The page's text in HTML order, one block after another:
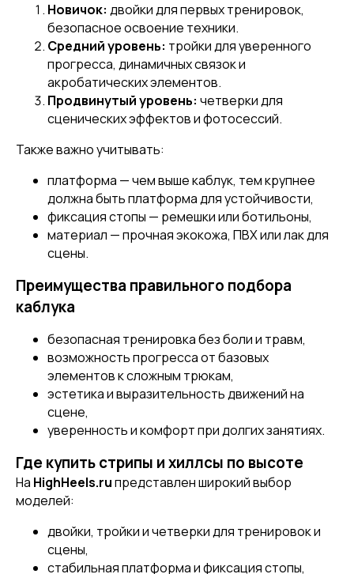
Новичок: двойки для первых тренировок,
безопасное освоение техники.
Средний уровень: тройки для уверенного
прогресса, динамичных связок и
акробатических элементов.
Продвинутый уровень: четверки для
сценических эффектов и фотосессий.
Также важно учитывать:
платформа — чем выше каблук, тем крупнее
должна быть платформа для устойчивости,
фиксация стопы — ремешки или ботильоны,
материал — прочная экокожа, ПВХ или лак для
сцены.
Преимущества правильного подбора
каблука
безопасная тренировка без боли и травм,
возможность прогресса от базовых
элементов к сложным трюкам,
эстетика и выразительность движений на
сцене,
уверенность и комфорт при долгих занятиях.
Где купить стрипы и хиллсы по высоте
На HighHeels.ruпредставлен широкий выбор
моделей:
двойки, тройки и четверки для тренировок и
сцены,
стабильная платформа и фиксация стопы,
[ REFERRAL PROGRAM ]
РЕФЕРАЛЬНАЯ
ПРОГРАММА
[ CERTIFICATE]
ПОДАРОЧНЫЙ
СЕРТИФИКАТ